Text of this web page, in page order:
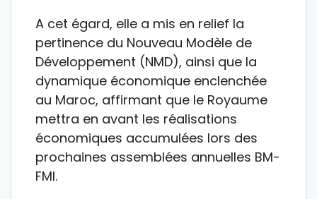
A cet égard, elle a mis en relief la
pertinence du Nouveau Modèle de
Développement (NMD), ainsi que la
dynamique économique enclenchée
au Maroc, affirmant que le Royaume
mettra en avant les réalisations
économiques accumulées lors des
prochaines assemblées annuelles BM-
FMI.